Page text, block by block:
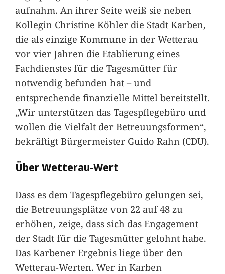
aufnahm. An ihrer Seite weiß sie neben
Kollegin Christine Köhler die Stadt Karben,
die als einzige Kommune in der Wetterau
vor vier Jahren die Etablierung eines
Fachdienstes für die Tagesmütter für
notwendig befunden hat – und
entsprechende finanzielle Mittel bereitstellt.
„Wir unterstützen das Tagespflegebüro und
wollen die Vielfalt der Betreuungsformen“,
bekräftigt Bürgermeister Guido Rahn (CDU).
Über Wetterau-Wert
Dass es dem Tagespflegebüro gelungen sei,
die Betreuungsplätze von 22 auf 48 zu
erhöhen, zeige, dass sich das Engagement
der Stadt für die Tagesmütter gelohnt habe.
Das Karbener Ergebnis liege über den
Wetterau-Werten. Wer in Karben